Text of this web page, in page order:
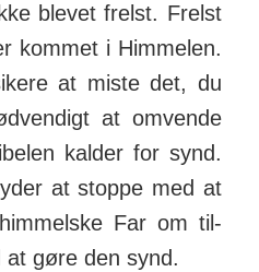
blevet frelst. Frelst
kommet i Him­melen.
at miste det, du
at om­vende
kalder for synd.
at stoppe med at
Far om til­
gøre den synd.